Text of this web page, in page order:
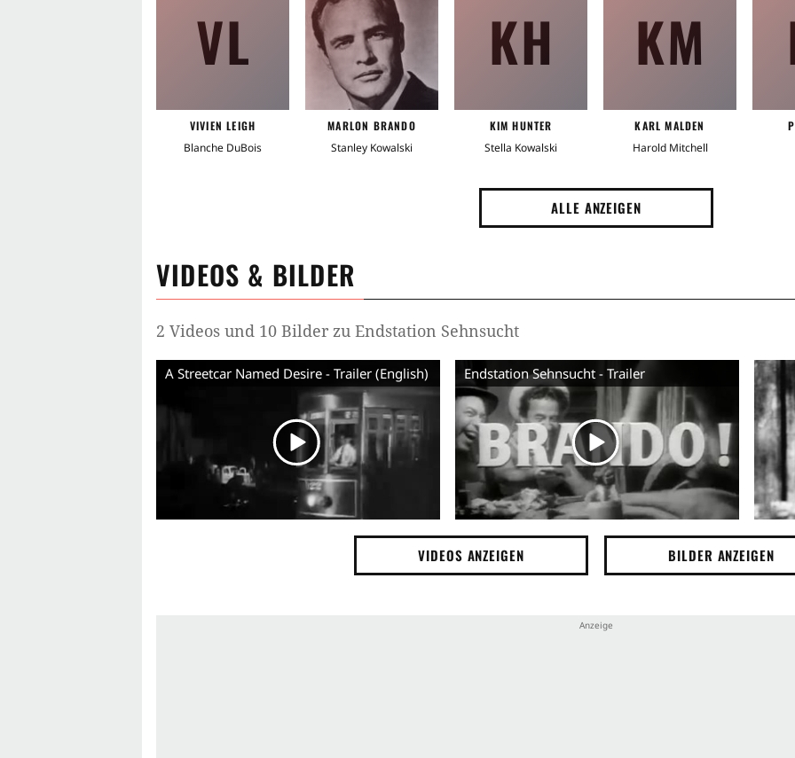
VL
VIVIEN LEIGH
Blanche DuBois
MARLON BRANDO
Stanley Kowalski
KH
KIM HUNTER
Stella Kowalski
KM
KARL MALDEN
Harold Mitchell
ALLE ANZEIGEN
VIDEOS & BILDER
2 Videos und 10 Bilder zu Endstation Sehnsucht
A Streetcar Named Desire - Trailer (English) Endstation Sehnsucht - Trailer
VIDEOS ANZEIGEN BILDER ANZEIGEN